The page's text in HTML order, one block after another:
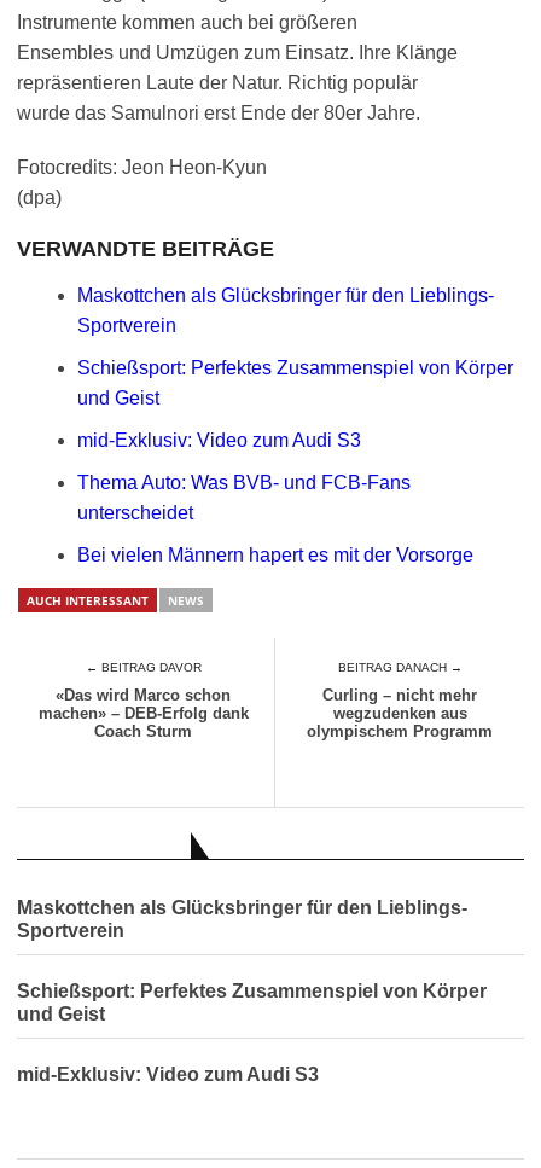
Instrumente kommen auch bei größeren
Ensembles und Umzügen zum Einsatz. Ihre Klänge
repräsentieren Laute der Natur. Richtig populär
wurde das Samulnori erst Ende der 80er Jahre.
Fotocredits: Jeon Heon-Kyun
(dpa)
VERWANDTE BEITRÄGE
Maskottchen als Glücksbringer für den Lieblings-
Sportverein
Schießsport: Perfektes Zusammenspiel von Körper
und Geist
mid-Exklusiv: Video zum Audi S3
Thema Auto: Was BVB- und FCB-Fans
unterscheidet
Bei vielen Männern hapert es mit der Vorsorge
AUCH INTERESSANT NEWS
← BEITRAG DAVOR
«Das wird Marco schon
machen» – DEB-Erfolg dank
Coach Sturm
BEITRAG DANACH →
Curling – nicht mehr
wegzudenken aus
olympischem Programm
Maskottchen als Glücksbringer für den Lieblings-
Sportverein
Schießsport: Perfektes Zusammenspiel von Körper
und Geist
mid-Exklusiv: Video zum Audi S3